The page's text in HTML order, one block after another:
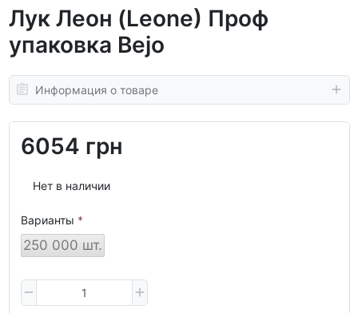
Лук Леон (Leone) Проф
упаковка Bejo
Информация о товаре
6054 грн
Нет в наличии
Варианты
250 000 шт.